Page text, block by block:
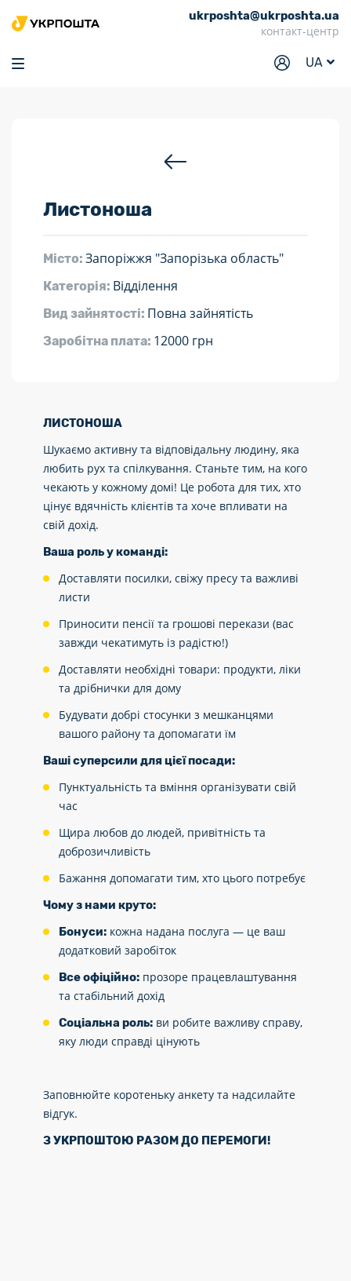
ukrposhta@ukrposhta.ua
контакт-центр
UA
Головна
Маркет
Відділення
Для бізнесу
Листоноша
Місто: Запоріжжя "Запорізька область"
Категорія: Відділення
Вид зайнятості: Повна зайнятість
Заробітна плата: 12000 грн
ЛИСТОНОША
Шукаємо активну та відповідальну людину, яка
любить рух та спілкування. Станьте тим, на кого
чекають у кожному домі! Це робота для тих, хто
цінує вдячність клієнтів та хоче впливати на
свій дохід.
Ваша роль у команді:
Доставляти посилки, свіжу пресу та важливі
листи
Приносити пенсії та грошові перекази (вас
завжди чекатимуть із радістю!)
Доставляти необхідні товари: продукти, ліки
та дрібнички для дому
Будувати добрі стосунки з мешканцями
вашого району та допомагати їм
Ваші суперсили для цієї посади:
Пунктуальність та вміння організувати свій
час
Щира любов до людей, привітність та
доброзичливість
Бажання допомагати тим, хто цього потребує
Чому з нами круто:
Бонуси: кожна надана послуга — це ваш
додатковий заробіток
Все офіційно: прозоре працевлаштування
та стабільний дохід
Соціальна роль: ви робите важливу справу,
яку люди справді цінують
Заповнюйте коротеньку анкету та надсилайте
відгук.
З УКРПОШТОЮ РАЗОМ ДО ПЕРЕМОГИ!